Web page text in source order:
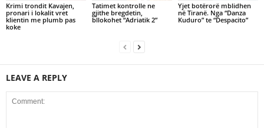
Krimi trondit Kavajen,
pronari i lokalit vret
klientin me plumb pas
koke
Tatimet kontrolle ne
gjithe bregdetin,
bllokohet “Adriatik 2”
Yjet botërorë mblidhen
në Tiranë. Nga “Danza
Kuduro” te “Despacito”
LEAVE A REPLY